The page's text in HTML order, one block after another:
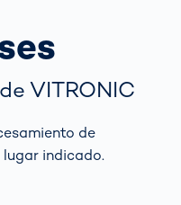
VITRONIC
de
lugar indicado.